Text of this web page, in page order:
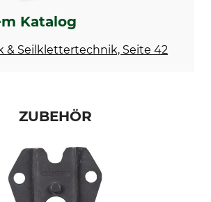
Für
Herren
Schuhgröße
Katalog
& Seilklettertechnik, Seite 42
ZUBEHÖR